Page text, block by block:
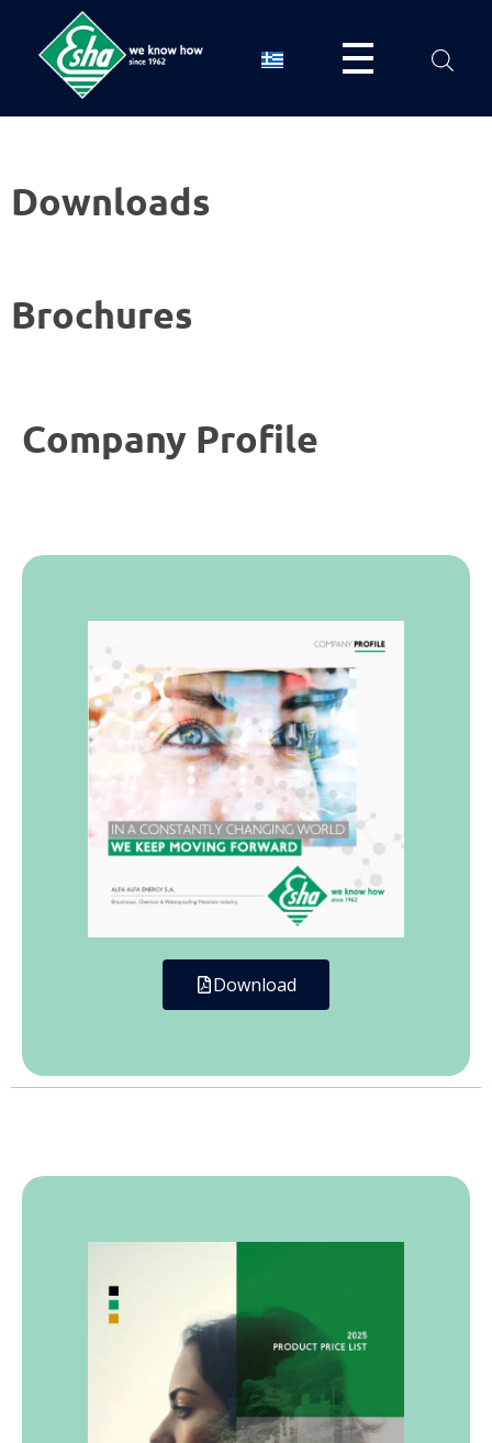
Esha Προϊόντα Μόνωσης - Στεγάνωσης - Οδοποιίας
Downloads
Brochures
Company Profile
Download